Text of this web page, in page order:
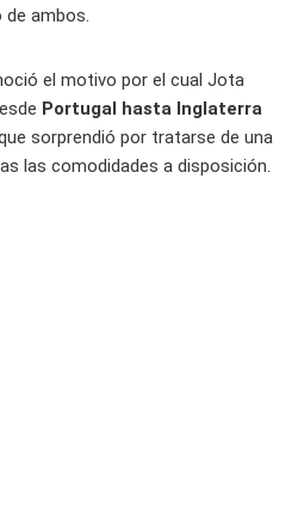
ambos.
el motivo por el cual Jota
Portugal hasta Inglaterra
sorprendió por tratarse de una
las comodidades a disposición.